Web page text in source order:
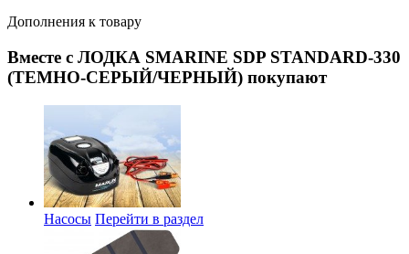
Дополнения к товару
Вместе с ЛОДКА SMARINE SDP STANDARD-330
(ТЕМНО-СЕРЫЙ/ЧЕРНЫЙ) покупают
Насосы Перейти в раздел